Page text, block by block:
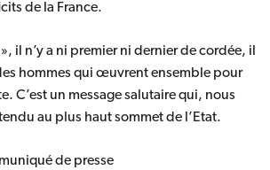
de la France.
il n’y a ni premier ni dernier de cordée, il
hommes qui œuvrent ensemble pour
C’est un message salutaire qui, nous
au plus haut sommet de l’Etat.
de presse